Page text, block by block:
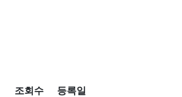
조회수
등록일